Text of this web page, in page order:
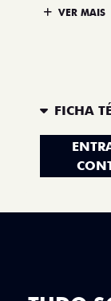
VER MAIS
FICHA